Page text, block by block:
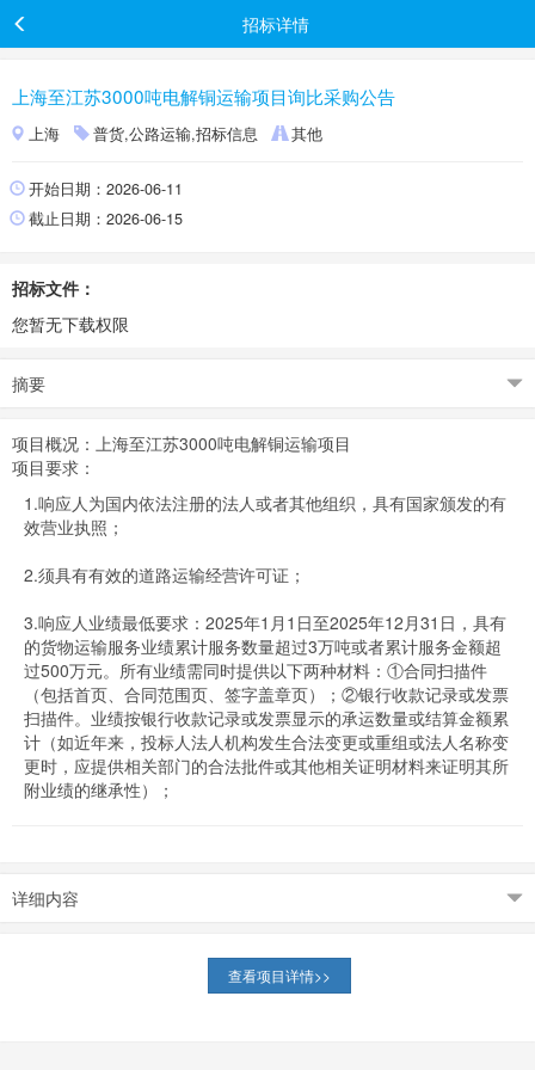
招标详情
上海至江苏3000吨电解铜运输项目询比采购公告
上海 普货,公路运输,招标信息 其他
开始日期：2026-06-11
截止日期：2026-06-15
招标文件：
您暂无下载权限
摘要
项目概况：上海至江苏3000吨电解铜运输项目
项目要求：
1.响应人为国内依法注册的法人或者其他组织，具有国家颁发的有
效营业执照；
2.须具有有效的道路运输经营许可证；
3.响应人业绩最低要求：2025年1月1日至2025年12月31日，具有
的货物运输服务业绩累计服务数量超过3万吨或者累计服务金额超
过500万元。所有业绩需同时提供以下两种材料：①合同扫描件
（包括首页、合同范围页、签字盖章页）；②银行收款记录或发票
扫描件。业绩按银行收款记录或发票显示的承运数量或结算金额累
计（如近年来，投标人法人机构发生合法变更或重组或法人名称变
更时，应提供相关部门的合法批件或其他相关证明材料来证明其所
附业绩的继承性）；
详细内容